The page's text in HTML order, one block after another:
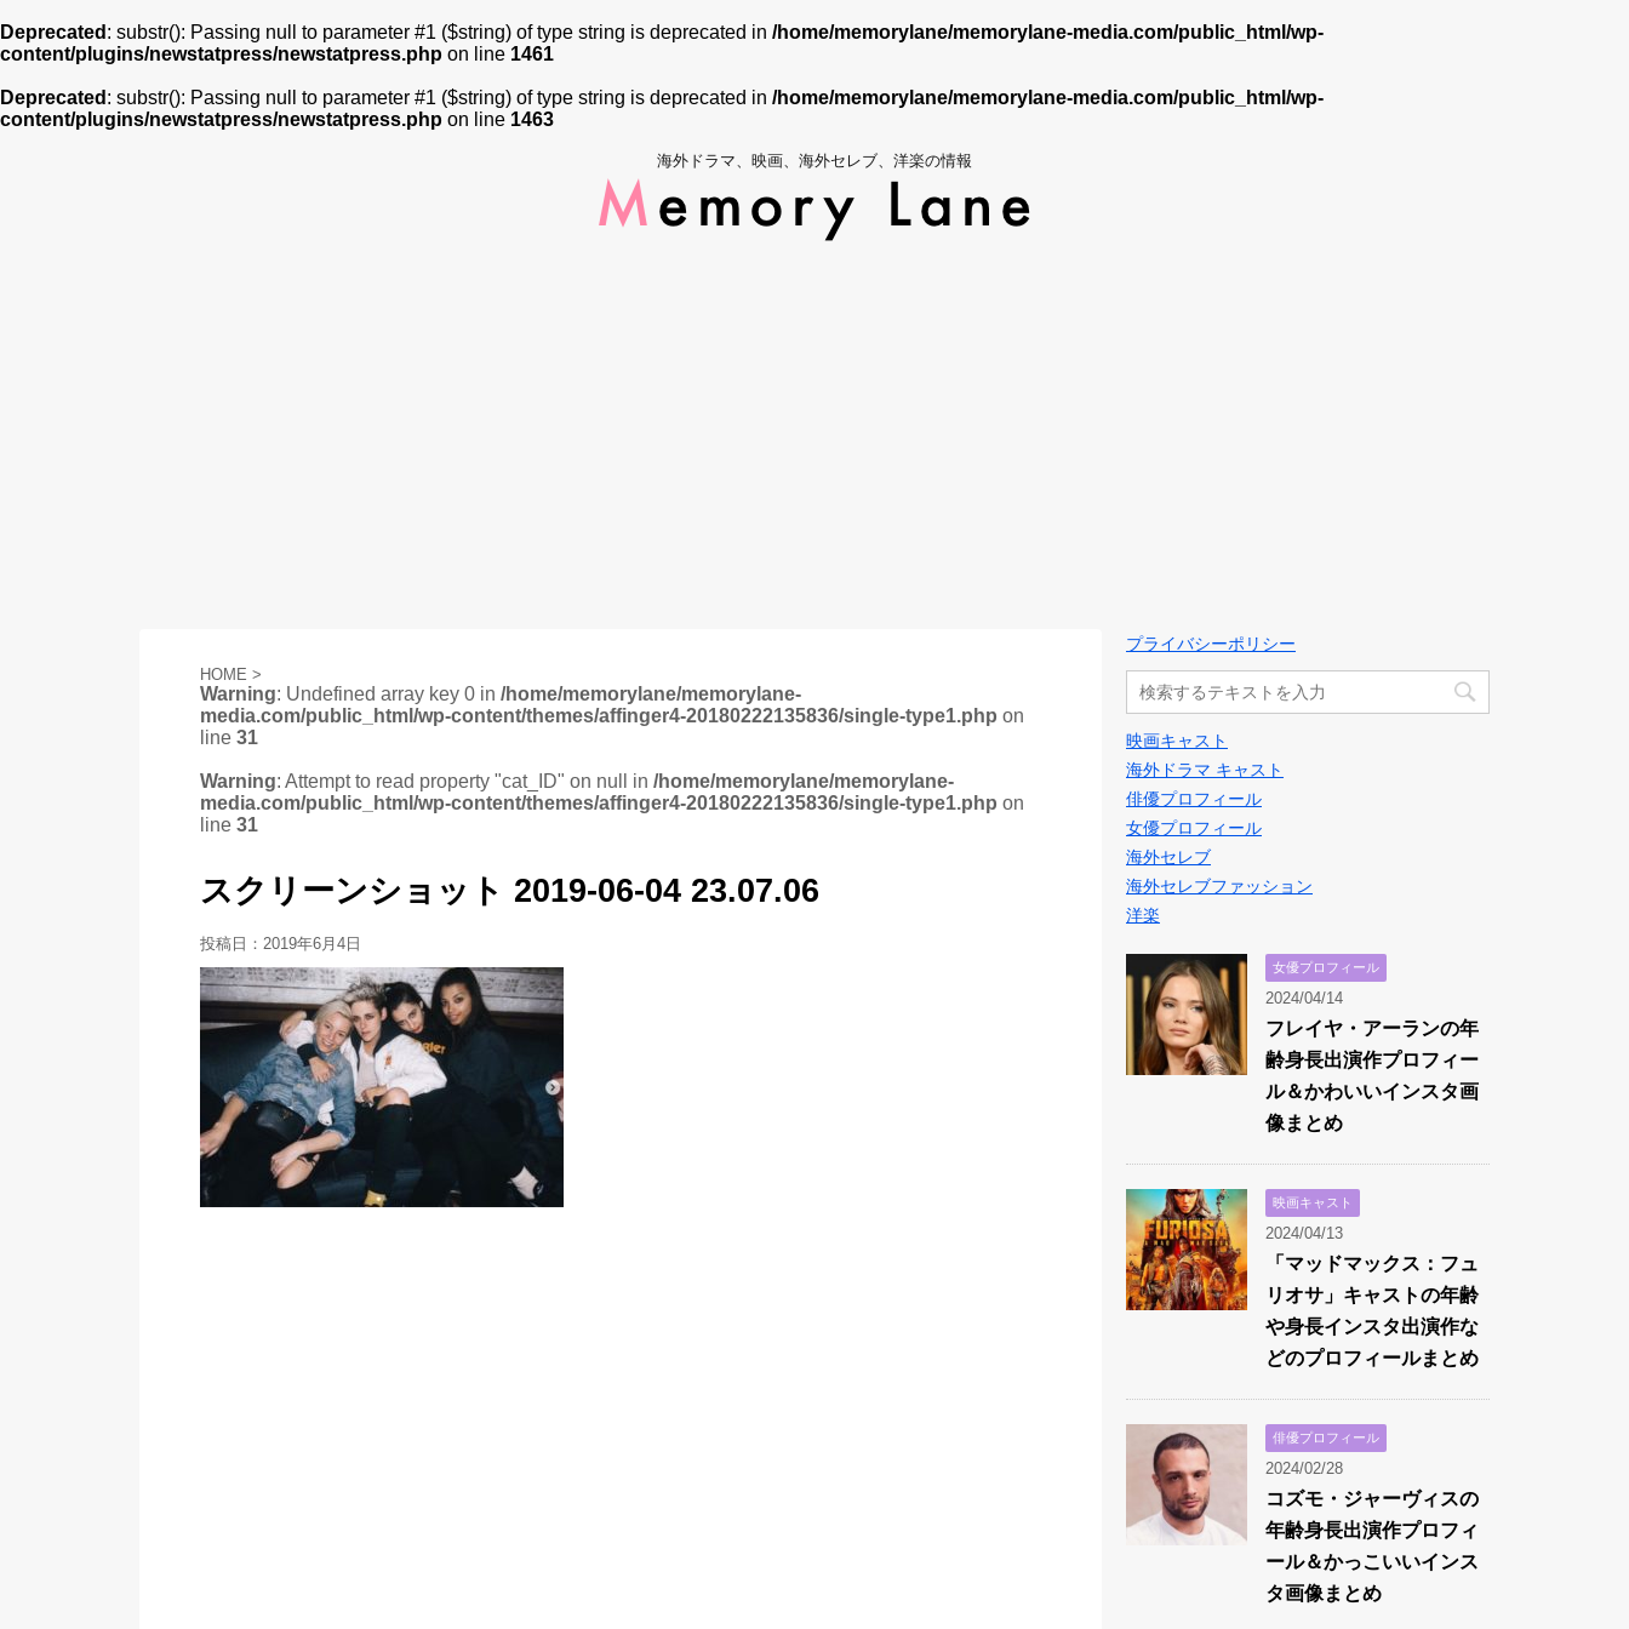
Deprecated : substr(): Passing null to parameter #1 ($string) of type string is deprecated in /home/memorylane/memorylane-media.com/public_html/wp-
content/plugins/newstatpress/newstatpress.php on line 1461
Deprecated : substr(): Passing null to parameter #1 ($string) of type string is deprecated in /home/memorylane/memorylane-media.com/public_html/wp-
content/plugins/newstatpress/newstatpress.php on line 1463
海外ドラマ、映画、海外セレブ、洋楽の情報
HOME >
Warning: Undefined array key 0 in /home/memorylane/memorylane-
media.com/public_html/wp-content/themes/affinger4-20180222135836/single-type1.php on
line 31
Warning: Attempt to read property "cat_ID" on null in /home/memorylane/memorylane-
media.com/public_html/wp-content/themes/affinger4-20180222135836/single-type1.php on
line 31
スクリーンショット 2019-06-04 23.07.06
投稿日： 2019年6月4日
プライバシーポリシー
映画キャスト
海外ドラマ キャスト
俳優プロフィール
女優プロフィール
海外セレブ
海外セレブファッション
洋楽
女優プロフィール
2024/04/14
フレイヤ・アーランの年
齢身長出演作プロフィー
ル＆かわいいインスタ画
像まとめ
映画キャスト
2024/04/13
「マッドマックス：フュ
リオサ」キャストの年齢
や身長インスタ出演作な
どのプロフィールまとめ
俳優プロフィール
2024/02/28
コズモ・ジャーヴィスの
年齢身長出演作プロフィ
ール＆かっこいいインス
タ画像まとめ